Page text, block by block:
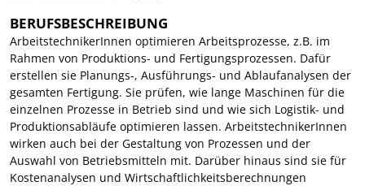
BERUFSBESCHREIBUNG
ArbeitstechnikerInnen optimieren Arbeitsprozesse, z.B. im
Rahmen von Produktions- und Fertigungsprozessen. Dafür
erstellen sie Planungs-, Ausführungs- und Ablaufanalysen der
gesamten Fertigung. Sie prüfen, wie lange Maschinen für die
einzelnen Prozesse in Betrieb sind und wie sich Logistik- und
Produktionsabläufe optimieren lassen. ArbeitstechnikerInnen
wirken auch bei der Gestaltung von Prozessen und der
Auswahl von Betriebsmitteln mit. Darüber hinaus sind sie für
Kostenanalysen und Wirtschaftlichkeitsberechnungen